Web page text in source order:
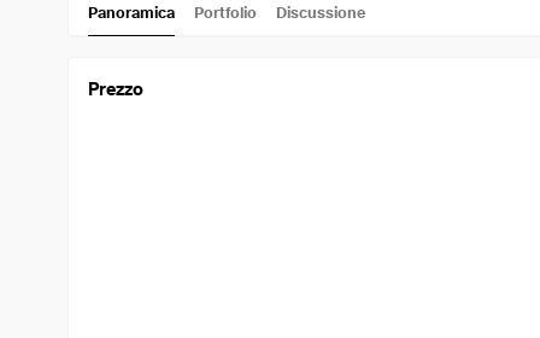
Panoramica Portfolio Discussione
Prezzo